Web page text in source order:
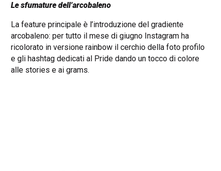
Le sfumature dell’arcobaleno
La feature principale è l’introduzione del gradiente
arcobaleno: per tutto il mese di giugno Instagram ha
ricolorato in versione rainbow il cerchio della foto profilo
e gli hashtag dedicati al Pride dando un tocco di colore
alle stories e ai grams.